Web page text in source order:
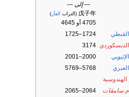
— إلى —
戊子年 (التراب الفأر )
4705 أو 4645
القبطي
1724–1725
الديسكوردي 3174
2000–2001
5768–5769
الهندوسية
سامڤات
2064–2065